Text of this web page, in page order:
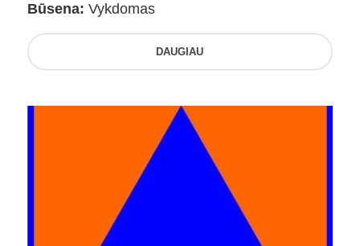
Būsena: Vykdomas
DAUGIAU